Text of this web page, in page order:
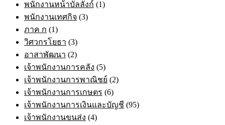
พนักงานหน้าบัลลังก์ (1)
พนักงานเทศกิจ (3)
ภาค ก (1)
วิศวกรโยธา (3)
อาสาพัฒนา (2)
เจ้าพนักงานการคลัง (5)
เจ้าพนักงานการพาณิชย์ (2)
เจ้าพนักงานการเกษตร (6)
เจ้าพนักงานการเงินและบัญชี (95)
เจ้าพนักงานขนส่ง (4)